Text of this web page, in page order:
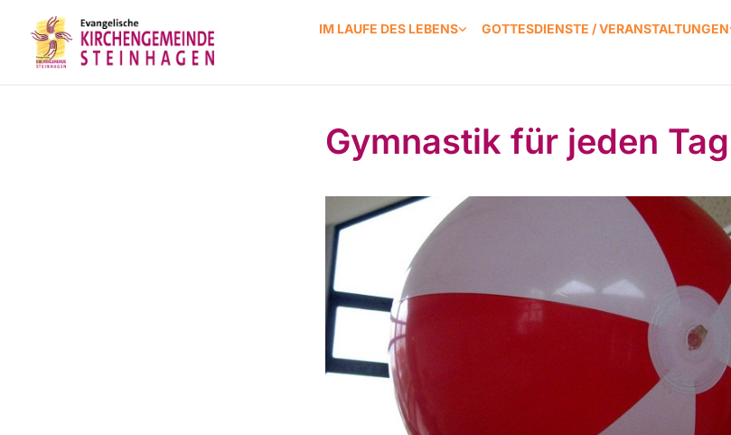
IM LAUFE DES LEBENS GOTTESDIENSTE / VERANSTALTUNGEN
Gymnastik für jeden Tag